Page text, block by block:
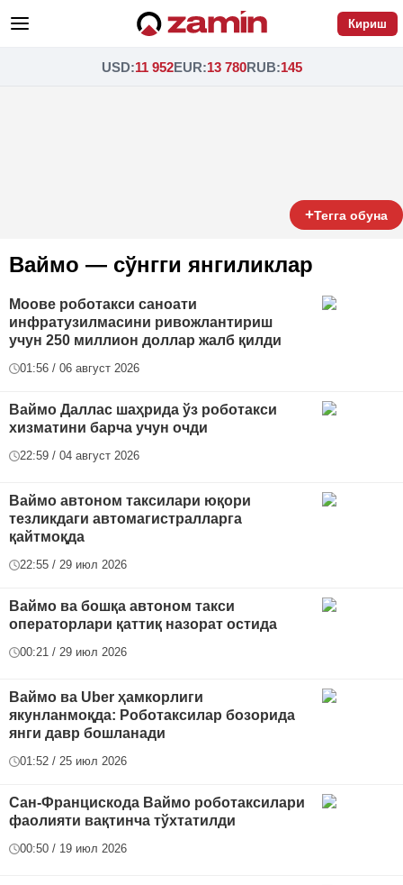
Кириш
USD:11 952EUR:13 780RUB:145
+Тегга обуна
Ваймо — сўнгги янгиликлар
Моове роботакси саноати
инфратузилмасини ривожлантириш
учун 250 миллион доллар жалб қилди
01:56 / 06 август 2026
Ваймо Даллас шаҳрида ўз роботакси
хизматини барча учун очди
22:59 / 04 август 2026
Ваймо автоном таксилари юқори
тезликдаги автомагистралларга
қайтмоқда
22:55 / 29 июл 2026
Ваймо ва бошқа автоном такси
операторлари қаттиқ назорат остида
00:21 / 29 июл 2026
Ваймо ва Uber ҳамкорлиги
якунланмоқда: Роботаксилар бозорида
янги давр бошланади
01:52 / 25 июл 2026
Сан-Францискода Ваймо роботаксилари
фаолияти вақтинча тўхтатилди
00:50 / 19 июл 2026